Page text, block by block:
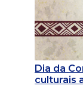
Dia da
culturais